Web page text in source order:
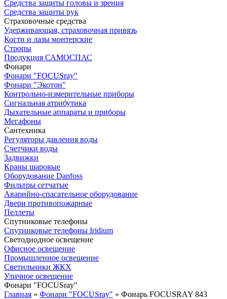
Средства защиты головы и зрения
Средства защиты рук
Страховочные средства
Удерживающая, страховочная привязь
Когти и лазы монтерские
Стропы
Продукция САМОСПАС
Фонари
Фонари "FOCUSray"
Фонари "Экотон"
Контрольно-измерительные приборы
Сигнальная атрибутика
Дыхательные аппараты и приборы
Мегафоны
Сантехника
Регуляторы давления воды
Счетчики воды
Задвижки
Краны шаровые
Оборудование Danfoss
Фильтры сетчатые
Аварийно-спасательное оборудование
Двери противопожарные
Пеллеты
Спутниковые телефоны
Спутниковые телефоны Iridium
Светодиодное освещение
Офисное освещение
Промышленное освещение
Светильники ЖКХ
Уличное освещение
Фонари "FOCUSray"
Главная » Фонари "FOCUSray" » Фонарь FOCUSRAY 843